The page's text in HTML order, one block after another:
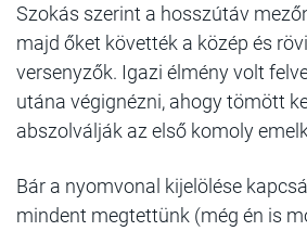
Szokás szerint a hosszútáv
majd őket követték a közép és
versenyzők. Igazi élmény volt
utána végignézni, ahogy tömött
abszolválják az első komoly
Bár a nyomvonal kijelölése
mindent megtettünk (még én is